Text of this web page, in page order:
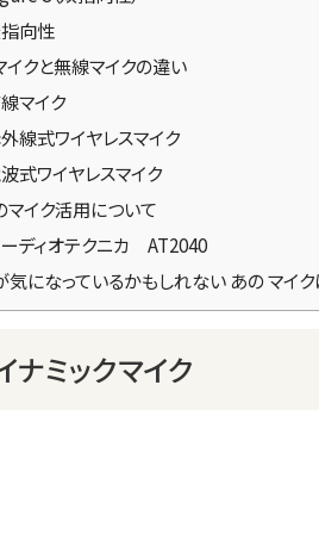
向性
イクと無線マイクの違い
マイク
線式ワイヤレスマイク
式ワイヤレスマイク
マイク活用について
ディオテクニカ AT2040
気になっているかもしれない あの マイ
ナミックマイク